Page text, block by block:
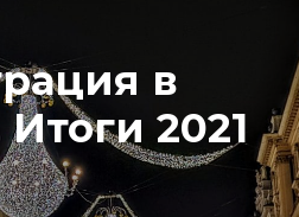
в
2021